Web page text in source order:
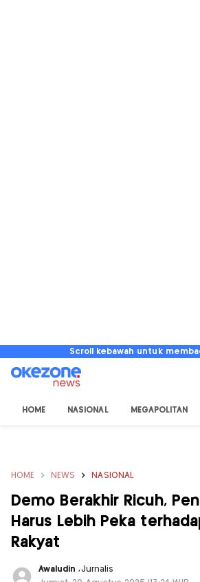
Scroll kebawah untuk
HOME NASIONAL MEGAPOLITAN
HOME NEWS NASIONAL
Demo Berakhir Ricuh,
Harus Lebih Peka
Rakyat
Awaludin,Jurnalis